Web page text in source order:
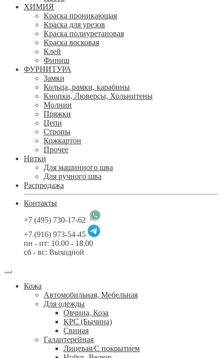
ХИМИЯ
Краска проникающая
Краска для урезов
Краска полиуретановая
Краска восковая
Клей
Финиш
ФУРНИТУРА
Замки
Кольца, рамки, карабины
Кнопки, Люверсы, Хольнитены
Молнии
Пряжки
Цепи
Стропы
Кожкартон
Прочее
Нитки
Для машинного шва
Для ручного шва
Распродажа
Контакты
+7 (495) 730-17-62
+7 (916) 973-54-45
пн - пт: 10.00 - 18.00
сб - вс: Выходной
Кожа
Автомобильная, Мебельная
Для одежды
Овчина, Коза
КРС (Бычина)
Свиная
Галантерейная
Лицевая/С покрытием